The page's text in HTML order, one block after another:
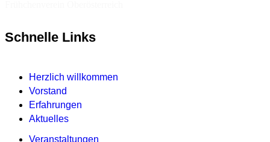
Schnelle Links
Herzlich willkommen
Vorstand
Erfahrungen
Aktuelles
Veranstaltungen